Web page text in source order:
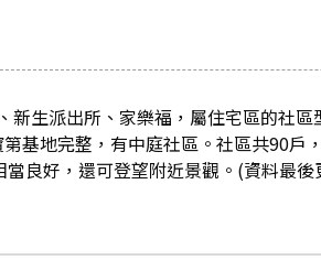
生派出所、家樂福，屬住宅區的社區
基地完整，有中庭社區。社區共90戶
良好，還可登望附近景觀。(資料最後